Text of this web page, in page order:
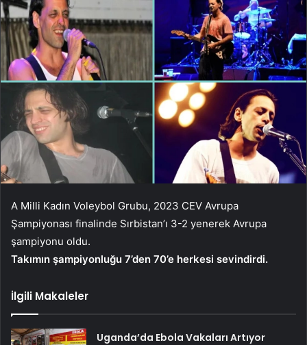
A Milli Kadın Voleybol Grubu, 2023 CEV Avrupa
Şampiyonası finalinde Sırbistan’ı 3-2 yenerek Avrupa
şampiyonu oldu.
Takımın şampiyonluğu 7’den 70’e herkesi sevindirdi.
İlgili Makaleler
Uganda’da Ebola Vakaları Artıyor